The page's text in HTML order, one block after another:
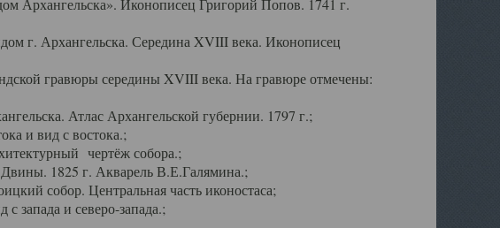
Архангельска». Иконописец Григорий Попов. 1741 г.
г. Архангельска. Середина XVIII века. Иконописец
гравюры середины XVIII века. На гравюре отмечены:
Атлас Архангельской губернии. 1797 г.;
и вид с востока.;
чертёж собора.;
1825 г. Акварель В.Е.Галямина.;
собор. Центральная часть иконостаса;
запада и северо-запада.;